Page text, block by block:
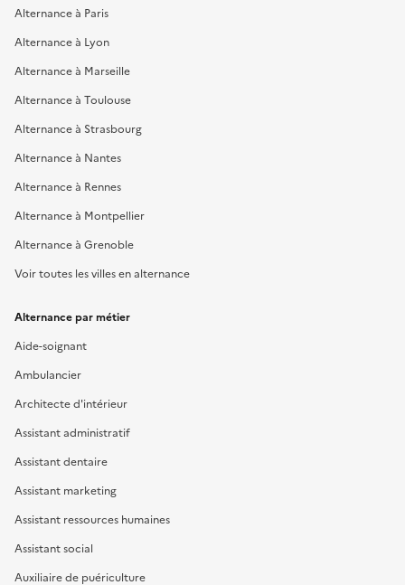
Alternance à Paris
Alternance à Lyon
Alternance à Marseille
Alternance à Toulouse
Alternance à Strasbourg
Alternance à Nantes
Alternance à Rennes
Alternance à Montpellier
Alternance à Grenoble
Voir toutes les villes en alternance
Alternance par métier
Aide-soignant
Ambulancier
Architecte d'intérieur
Assistant administratif
Assistant dentaire
Assistant marketing
Assistant ressources humaines
Assistant social
Auxiliaire de puériculture